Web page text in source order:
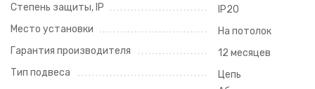
Степень защиты, IP
IP20
Место установки
На потолок
Гарантия производителя
12 месяцев
Тип подвеса
Цепь